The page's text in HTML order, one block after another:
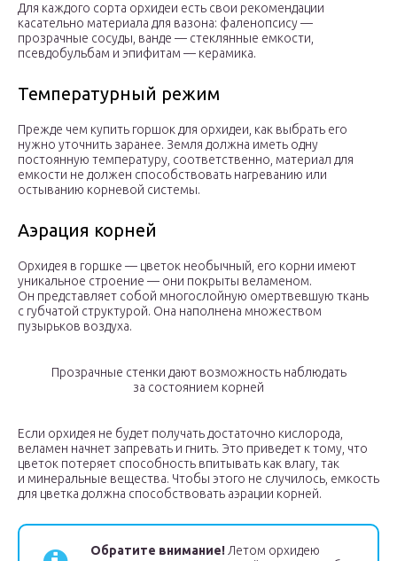
Для каждого сорта орхидеи есть свои рекомендации
касательно материала для вазона: фаленопсису —
прозрачные сосуды, ванде — стеклянные емкости,
псевдобульбам и эпифитам — керамика.
Температурный режим
Прежде чем купить горшок для орхидеи, как выбрать его
нужно уточнить заранее. Земля должна иметь одну
постоянную температуру, соответственно, материал для
емкости не должен способствовать нагреванию или
остыванию корневой системы.
Аэрация корней
Орхидея в горшке — цветок необычный, его корни имеют
уникальное строение — они покрыты веламеном.
Он представляет собой многослойную омертвевшую ткань
с губчатой структурой. Она наполнена множеством
пузырьков воздуха.
Прозрачные стенки дают возможность наблюдать
за состоянием корней
Если орхидея не будет получать достаточно кислорода,
веламен начнет запревать и гнить. Это приведет к тому, что
цветок потеряет способность впитывать как влагу, так
и минеральные вещества. Чтобы этого не случилось, емкость
для цветка должна способствовать аэрации корней.
Обратите внимание! Летом орхидею